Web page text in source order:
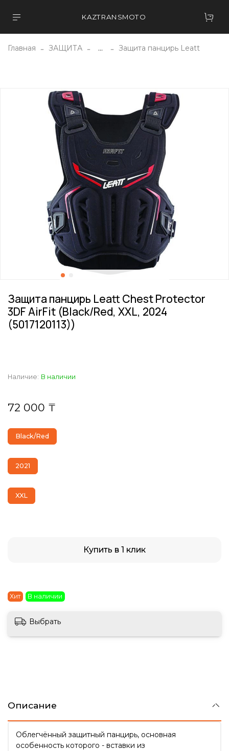
KAZTRANSMOTO
Главная ЗАЩИТА ... Защита панцирь Leatt
Наличие: В наличии
Хит В наличии
Защита панцирь Leatt Chest Protector
3DF AirFit (Black/Red, XXL, 2024
(5017120113))
72 000 ₸
Купить в 1 клик
Black/Red
2021
XXL
Выбрать
Описание
Облегчённый защитный панцирь, основная
особенность которого - вставки из